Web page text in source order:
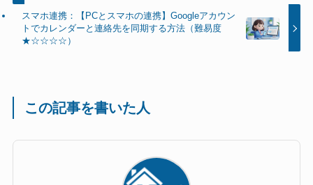
スマホ連携：【PCとスマホの連携】Googleアカウン
トでカレンダーと連絡先を同期する方法（難易度
★☆☆☆☆）
この記事を書いた人